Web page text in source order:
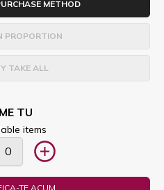
METHOD
PROPORTION
TAKE ALL
TU
items
TE ACUM